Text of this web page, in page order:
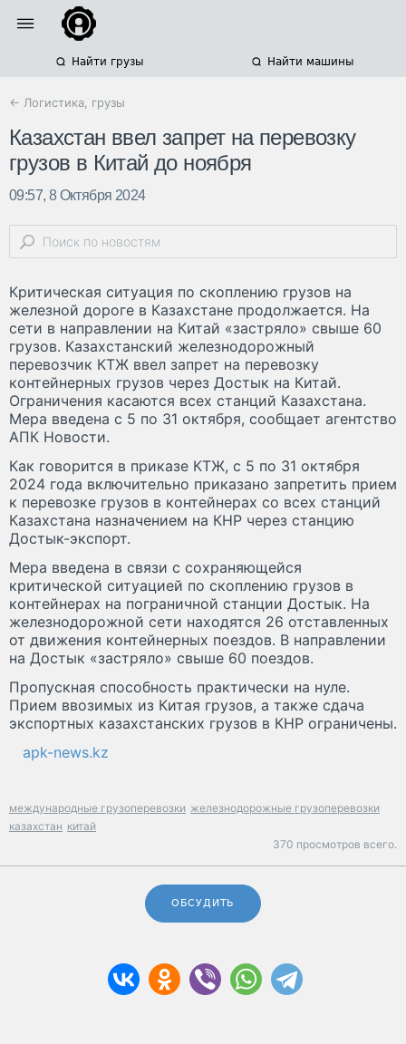
Найти грузы Найти машины
← Логистика, грузы
Казахстан ввел запрет на перевозку
грузов в Китай до ноября
09:57, 8 Октября 2024
Критическая ситуация по скоплению грузов на
железной дороге в Казахстане продолжается. На
сети в направлении на Китай «застряло» свыше 60
грузов. Казахстанский железнодорожный
перевозчик КТЖ ввел запрет на перевозку
контейнерных грузов через Достык на Китай.
Ограничения касаются всех станций Казахстана.
Мера введена с 5 по 31 октября, сообщает агентство
АПК Новости.
Как говорится в приказе КТЖ, с 5 по 31 октября
2024 года включительно приказано запретить прием
к перевозке грузов в контейнерах со всех станций
Казахстана назначением на КНР через станцию
Достык-экспорт.
Мера введена в связи с сохраняющейся
критической ситуацией по скоплению грузов в
контейнерах на пограничной станции Достык. На
железнодорожной сети находятся 26 отставленных
от движения контейнерных поездов. В направлении
на Достык «застряло» свыше 60 поездов.
Пропускная способность практически на нуле.
Прием ввозимых из Китая грузов, а также сдача
экспортных казахстанских грузов в КНР ограничены.
apk-news.kz
международные грузоперевозки железнодорожные грузоперевозки
казахстан китай
370 просмотров всего.
ОБСУДИТЬ